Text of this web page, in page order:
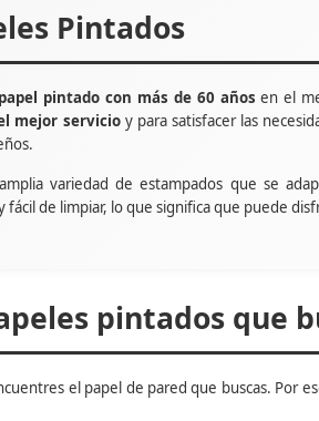
Pintados
pintado con más de 60 años en el
mejor servicioy para satisfacer las
variedad de estampados que se
fácil de limpiar, lo que significa que puede
pintados que
el papel de pared que buscas. Por